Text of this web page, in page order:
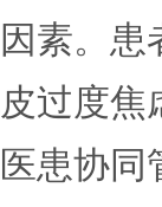
素。患
过度
患协